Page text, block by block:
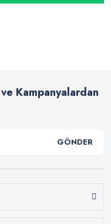
Kampanyalardan
GÖNDER